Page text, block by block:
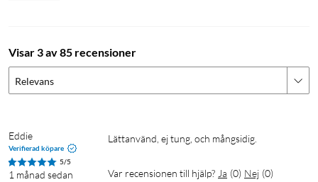
Visar 3 av 85 recensioner
Relevans
Eddie
Verifierad köpare
5/5
1 månad sedan
Lättanvänd, ej tung, och mångsidig.
Var recensionen till hjälp? Ja (0) Nej (0)